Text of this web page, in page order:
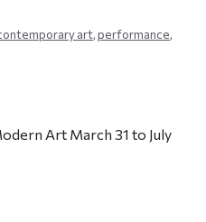
art,performance,
Art March 31 to July